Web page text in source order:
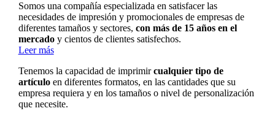
Somos una compañía especializada en satisfacer las
necesidades de impresión y promocionales de empresas de
diferentes tamaños y sectores, con más de 15 años en el
mercadoy cientos de clientes satisfechos.
Leer más
Tenemos la capacidad de imprimircualquier tipo de
artículoen diferentes formatos, en las cantidades que su
empresa requiera y en los tamaños o nivel de personalización
que necesite.